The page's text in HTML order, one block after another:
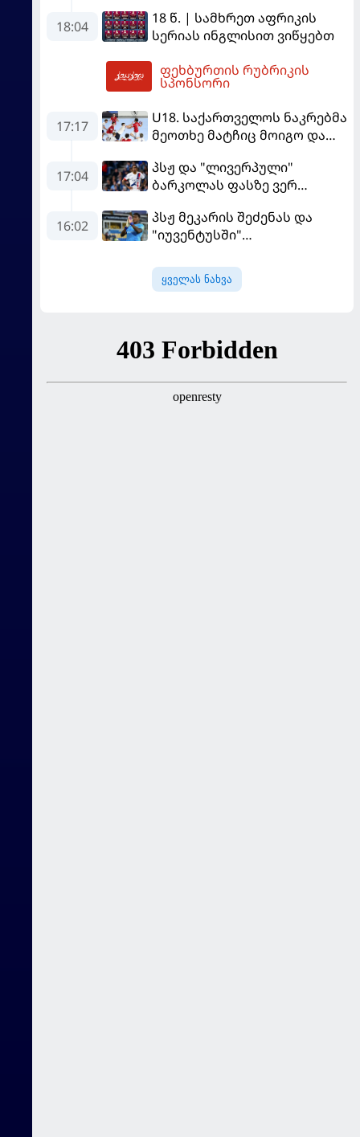
18:04
18 წ. | სამხრეთ აფრიკის
სერიას ინგლისით ვიწყებთ
ფეხბურთის რუბრიკის
სპონსორი
17:17
U18. საქართველოს ნაკრებმა
მეოთხე მატჩიც მოიგო და
გახდა
17:04
პსჟ და "ლივერპული"
ბარკოლას ფასზე ვერ
16:02
პსჟ მეკარის შეძენას და
"იუვენტუსში"
ყველას ნახვა